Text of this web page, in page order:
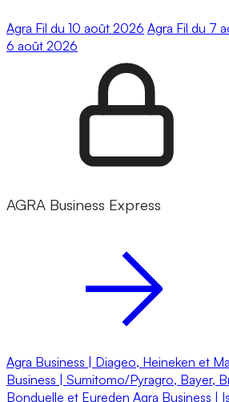
Agra Fil du 10 août 2026 Agra Fil du 7
6 août 2026
AGRA Business Express
Agra Business | Diageo, Heineken et
Business | Sumitomo/Pyragro, Bayer,
Bonduelle et Eureden Agra Business |